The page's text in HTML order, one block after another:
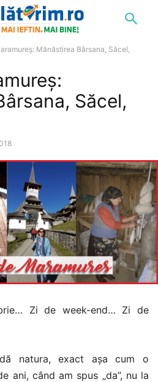
Mănăstirea Bârsana, Săcel,
Săcel,
Zi de week-end… Zi de
natura, exact așa cum o
ani, când am spus „da”, nu la